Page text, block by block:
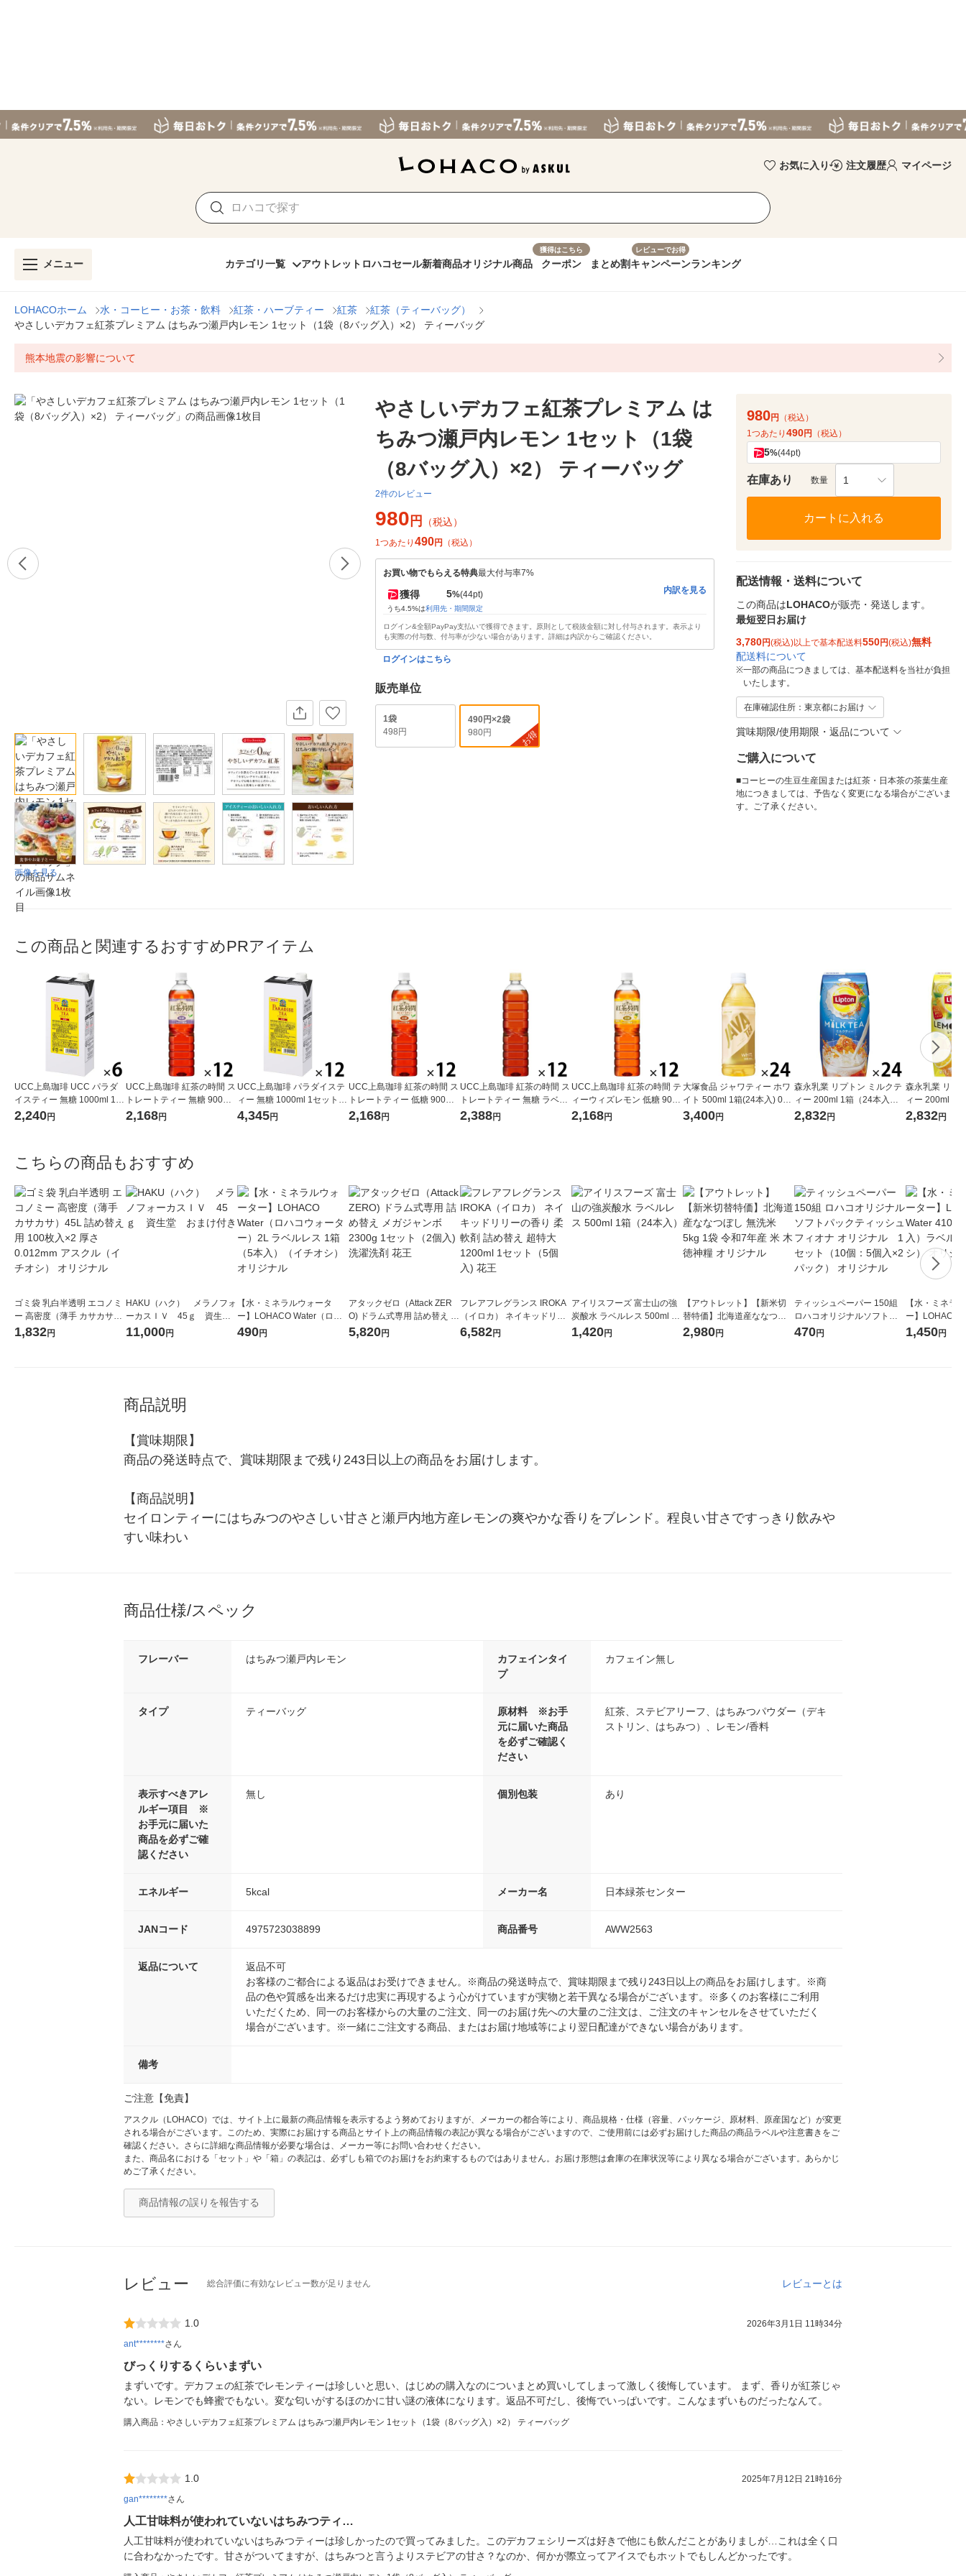
お気に入り 注文履歴 マイページ
メニュー カテゴリ一覧 アウトレット ロハコセール新着商品オリジナル商品
獲得はこちら
クーポン まとめ割
レビューでお得
キャンペーンランキング
LOHACOホーム 水・コーヒー・お茶・飲料 紅茶・ハーブティー 紅茶
紅茶（ティーバッグ）
やさしいデカフェ紅茶プレミアム はちみつ瀬戸内レモン 1セット（1袋（8バッグ入）×2） ティーバッグ
熊本地震の影響について
画像を見る
やさしいデカフェ紅茶プレミアム は
ちみつ瀬戸内レモン 1セット（1袋
（8バッグ入）×2） ティーバッグ
2件のレビュー
980 円 （税込）
1つあたり 490円 （税込）
お買い物でもらえる特典最大付与率7%
獲得 5%(44pt)
うち4.5%は利用先・期間限定
内訳を見る
ログイン&全額PayPay支払いで獲得できます。原則として税抜金額に対し付与されます。表示より
も実際の付与数、付与率が少ない場合があります。詳細は内訳からご確認ください。
ログインはこちら
販売単位
1袋
498円
490円×2袋
980円
お得
980円
（税込）
1つあたり 490円 （税込）
5%(44pt)
在庫あり 数量 1
カートに入れる
配送情報・送料について
この商品はLOHACOが販売・発送します。
最短翌日お届け
3,780円(税込)以上で基本配送料550円(税込)無料
配送料について
※一部の商品につきましては、基本配送料を当社が負担
いたします。
在庫確認住所：東京都にお届け
賞味期限/使用期限・返品について
ご購入について
■コーヒーの生豆生産国または紅茶・日本茶の茶葉生産
地につきましては、予告なく変更になる場合がございま
す。ご了承ください。
この商品と関連するおすすめPRアイテム
UCC上島珈琲 UCC パラダ
イスティー 無糖 1000ml 1箱
（6本入）
2,240円
UCC上島珈琲 紅茶の時間 ス
トレートティー 無糖 900ml
1箱（12本入）
2,168円
UCC上島珈琲 パラダイステ
ィー 無糖 1000ml 1セット
（12本）
4,345円
UCC上島珈琲 紅茶の時間 ス
トレートティー 低糖 900ml
1箱（12本入）
2,168円
UCC上島珈琲 紅茶の時間 ス
トレートティー 無糖 ラベル
レスボトル 900ml 1箱（12
本入）
2,388円
UCC上島珈琲 紅茶の時間 テ
ィーウィズレモン 低糖 900
ml 1箱（12本入）
2,168円
大塚食品 ジャワティー ホワ
イト 500ml 1箱(24本入) 035
530510
3,400円
森永乳業 リプトン ミルクテ
ィー 200ml 1箱（24本入）
紅茶飲料 紙パック ドリンク
飲み物 常温保存
2,832円
森永乳業 リプ
ィー 200ml 1
紅茶飲料 紙
2,832円
こちらの商品もおすすめ
ゴミ袋 乳白半透明 エコノミ
ー 高密度（薄手 カサカサ）
45L 詰め替え用 100枚入×2
厚さ0.012mm アスクル（イ
1,832円
HAKU（ハク） メラノフォ
ーカスＩＶ 45ｇ 資生
堂 おまけ付き
11,000円
【水・ミネラルウォータ
ー】LOHACO Water（ロハ
コウォーター）2L ラベルレ
490円
アタックゼロ（Attack ZER
O) ドラム式専用 詰め替え メ
ガジャンボ 2300g 1セット
（2個入) 洗濯洗剤 花王
5,820円
フレアフレグランス IROKA
（イロカ） ネイキッドリリ
ーの香り 柔軟剤 詰め替え 超
特大 1200ml 1セット（5個
6,582円
アイリスフーズ 富士山の強
炭酸水 ラベルレス 500ml 1
箱（24本入）
1,420円
【アウトレット】【新米切
替特価】北海道産ななつぼ
し 無洗米 5kg 1袋 令和7年産
米 木徳神糧 オリジナル
2,980円
ティッシュペーパー 150組
ロハコオリジナルソフトパ
ックティッシュ フィオナ オ
470円
【水・ミネラ
ー】LOHACO
1箱（20本入
（イチオシ）
1,450円
商品説明
【賞味期限】
商品の発送時点で、賞味期限まで残り243日以上の商品をお届けします。
【商品説明】
セイロンティーにはちみつのやさしい甘さと瀬戸内地方産レモンの爽やかな香りをブレンド。程良い甘さですっきり飲みや
すい味わい
商品仕様/スペック
フレーバー はちみつ瀬戸内レモン
カフェインタイ
プ
カフェイン無し
タイプ ティーバッグ
原材料 ※お手
元に届いた商品
を必ずご確認く
ださい
紅茶、ステビアリーフ、はちみつパウダー（デキ
ストリン、はちみつ）、レモン/香料
表示すべきアレ
ルギー項目 ※
お手元に届いた
商品を必ずご確
認ください
無し 個別包装 あり
エネルギー 5kcal メーカー名 日本緑茶センター
JANコード 4975723038899 商品番号 AWW2563
返品について
返品不可
お客様のご都合による返品はお受けできません。※商品の発送時点で、賞味期限まで残り243日以上の商品をお届けします。※商
品の色や質感を出来るだけ忠実に再現するよう心がけていますが実物と若干異なる場合がございます。※多くのお客様にご利用
いただくため、同一のお客様からの大量のご注文、同一のお届け先への大量のご注文は、ご注文のキャンセルをさせていただく
場合がございます。※一緒にご注文する商品、またはお届け地域等により翌日配達ができない場合があります。
備考
ご注意【免責】
アスクル（LOHACO）では、サイト上に最新の商品情報を表示するよう努めておりますが、メーカーの都合等により、商品規格・仕様（容量、パッケージ、原材料、原産国など）が変更
される場合がございます。このため、実際にお届けする商品とサイト上の商品情報の表記が異なる場合がございますので、ご使用前には必ずお届けした商品の商品ラベルや注意書きをご
確認ください。さらに詳細な商品情報が必要な場合は、メーカー等にお問い合わせください。
また、商品名における「セット」や「箱」の表記は、必ずしも箱でのお届けをお約束するものではありません。お届け形態は倉庫の在庫状況等により異なる場合がございます。あらかじ
めご了承ください。
商品情報の誤りを報告する
レビュー 総合評価に有効なレビュー数が足りません レビューとは
1.0
2026年3月1日 11時34分
ant********さん
びっくりするくらいまずい
まずいです。デカフェの紅茶でレモンティーは珍しいと思い、はじめの購入なのについまとめ買いしてしまって激しく後悔しています。 まず、香りが紅茶じゃ
ない。レモンでも蜂蜜でもない。変な匂いがするほのかに甘い謎の液体になります。返品不可だし、後悔でいっぱいです。こんなまずいものだったなんて。
購入商品：やさしいデカフェ紅茶プレミアム はちみつ瀬戸内レモン 1セット（1袋（8バッグ入）×2） ティーバッグ
1.0
2025年7月12日 21時16分
gan********さん
人工甘味料が使われていないはちみつティ…
人工甘味料が使われていないはちみつティーは珍しかったので買ってみました。このデカフェシリーズは好きで他にも飲んだことがありましが…これは全く口
に合わなかったです。甘さがついてますが、はちみつと言うよりステビアの甘さ？なのか、何かが際立ってアイスでもホットでもしんどかったです。